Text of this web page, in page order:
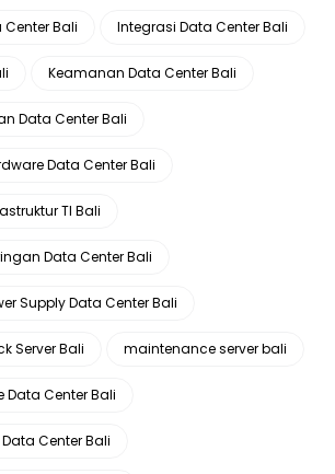
Bali Integrasi Data Center Bali
Keamanan Data Center Bali
Data Center Bali
Data Center Bali
TI Bali
Data Center Bali
Supply Data Center Bali
Server Bali maintenance server bali
Data Center Bali
Center Bali